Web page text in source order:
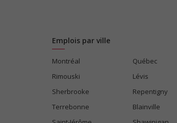
Emplois par ville
Montréal
Québec
Rimouski
Lévis
Sherbrooke
Repentigny
Terrebonne
Blainville